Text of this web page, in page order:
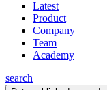
Latest
Product
Company
Team
Academy
search